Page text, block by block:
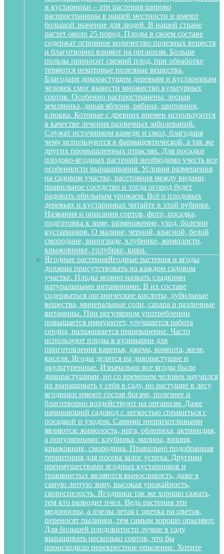
и кустарники – эти растения широко
распространены в нашей местности и имеют
большой значение для людей. В нашей стране
растет около 25 пород. Плоды в своем составе
содержат огромное количество полезных веществ
и благотворно влияют на организм. Больше
пользы приносит свежий плод, при обработке
теряются некоторые полезные вещества.
Благодаря дикорастущим деревьям и кустарникам
человек смог вывести множество культурных
сортов. Особенно распространены: лесная
земляника, дикая яблоня, рябина, шиповник,
клюква. Которые с древних времен используются
в качестве лечения различных заболеваний.
Служат источником камеди и смол, благодаря
чему используются в фармацевтической, а так же
других промышленных отраслях. Для посадки
плодово-ягодных растений необходимо учесть все
особенности выращивания. Условия размещения
на садовом участке, расстояния между видами,
правильное соседство и тогда огород будет
радовать обильным урожаем. Всё о плодовых
деревьях и кустарниках читайте в этой рубрике.
Названия и описания сортов, фото, посадка,
подготовка к зиме, размножение, уход, болезни
кустарников. О малине, черной, красной, белой
смородине, винограде, клубнике, жимолости,
крыжовнике, голубике, киви.
Ягодные растенияЯгодные растения и ягоды
должны присутствовать на каждом садовом
участке. Плоды можно назвать сладкими
натуральными витаминами. В их составе
содержаться органические кислоты, дубильные
вещества, минеральные соли, сахара и различные
витамины. При регулярном употреблении
повышается иммунитет, улучшается работа
сердца, налаживается пищеварение. Часто
используют плоды в кулинарии для
приготовления варенья, джема, компота, желе,
киселя. Ягоды делятся на дикорастущие и
окультуренные. Изначально все ягоды были
дикорастущими, но со временем человек научился
их выращивать у себя в саду, но растущие в лесу
ягодники имеют состав богаче, полезнее и
благотворно воздействуют на организм. Даже
начинающий садовод с легкостью справиться с
посадкой и уходом. Самими неприхотливыми
являются: жимолость, ирга, облепиха, актинидия,
а популярными: клубника, малина, вишня,
крыжовник, смородина. Правильно подобранная
территория для посева залог успеха. Другими
преимуществами ягодных кустарников и
травянистых являются выносливость, даже в
самую лютую зиму, высокая урожайность,
скороспелость. Ягодники так же хорошо сажать,
тем кто разводит пчел. Ведь растения эти
медоносны, а пчелы летая с цветка на цветок,
переносят пылинки, тем самым хорошо опыляют.
Для большей плодовитости лучше в саду
выращивать несколько сортов, что бы
происходило перекрестное опыление. Хотите